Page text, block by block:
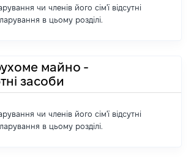
чи членів його сім'ї відсутні
в цьому розділі.
майно -
засоби
чи членів його сім'ї відсутні
в цьому розділі.